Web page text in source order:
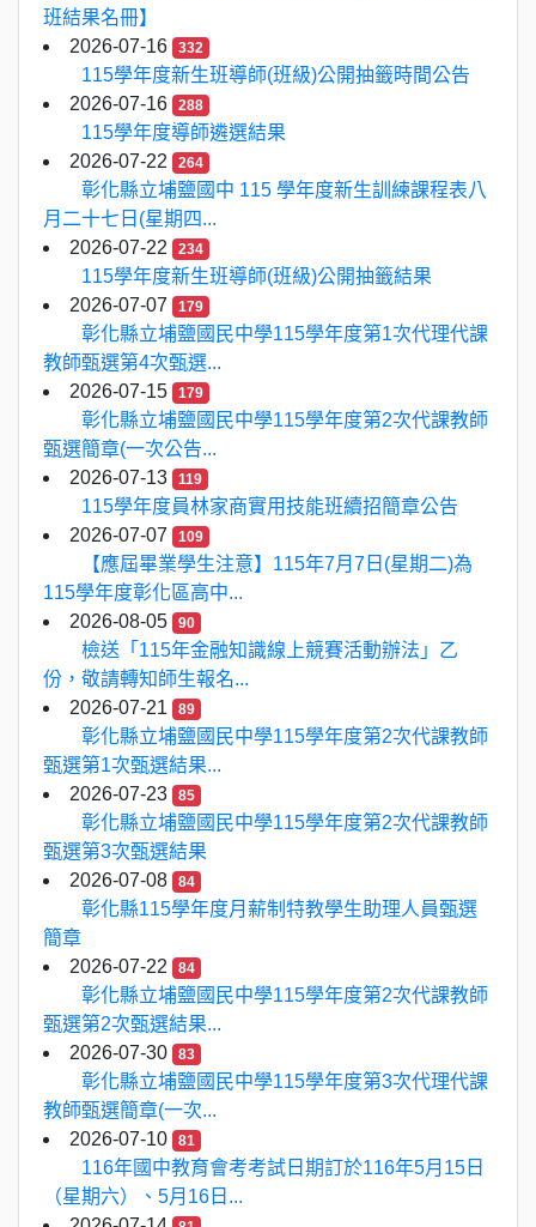
班結果名冊】
2026-07-16
332
115學年度新生班導師(班級)公開抽籤時間公告
2026-07-16
288
115學年度導師遴選結果
2026-07-22
264
彰化縣立埔鹽國中 115 學年度新生訓練課程表八
月二十七日(星期四...
2026-07-22
234
115學年度新生班導師(班級)公開抽籤結果
2026-07-07
179
彰化縣立埔鹽國民中學115學年度第1次代理代課
教師甄選第4次甄選...
2026-07-15
179
彰化縣立埔鹽國民中學115學年度第2次代課教師
甄選簡章(一次公告...
2026-07-13
119
115學年度員林家商實用技能班續招簡章公告
2026-07-07
109
【應屆畢業學生注意】115年7月7日(星期二)為
115學年度彰化區高中...
2026-08-05
90
檢送「115年金融知識線上競賽活動辦法」乙
份，敬請轉知師生報名...
2026-07-21
89
彰化縣立埔鹽國民中學115學年度第2次代課教師
甄選第1次甄選結果...
2026-07-23
85
彰化縣立埔鹽國民中學115學年度第2次代課教師
甄選第3次甄選結果
2026-07-08
84
彰化縣115學年度月薪制特教學生助理人員甄選
簡章
2026-07-22
84
彰化縣立埔鹽國民中學115學年度第2次代課教師
甄選第2次甄選結果...
2026-07-30
83
彰化縣立埔鹽國民中學115學年度第3次代理代課
教師甄選簡章(一次...
2026-07-10
81
116年國中教育會考考試日期訂於116年5月15日
（星期六）、5月16日...